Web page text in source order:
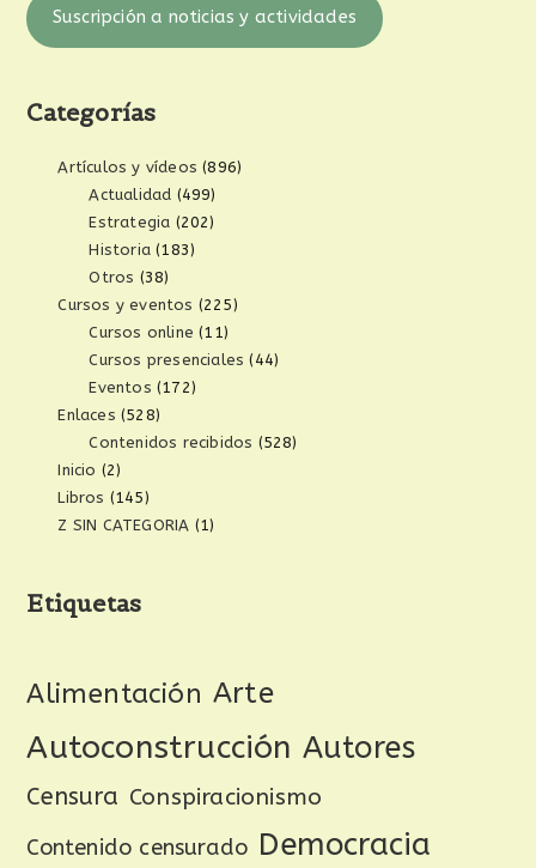
Suscripción a noticias y actividades
Categorías
Artículos y vídeos (896)
Actualidad (499)
Estrategia (202)
Historia (183)
Otros (38)
Cursos y eventos (225)
Cursos online (11)
Cursos presenciales (44)
Eventos (172)
Enlaces (528)
Contenidos recibidos (528)
Inicio (2)
Libros (145)
Z SIN CATEGORIA (1)
Etiquetas
Alimentación Arte
Autoconstrucción Autores
Censura Conspiracionismo
Contenido censurado Democracia